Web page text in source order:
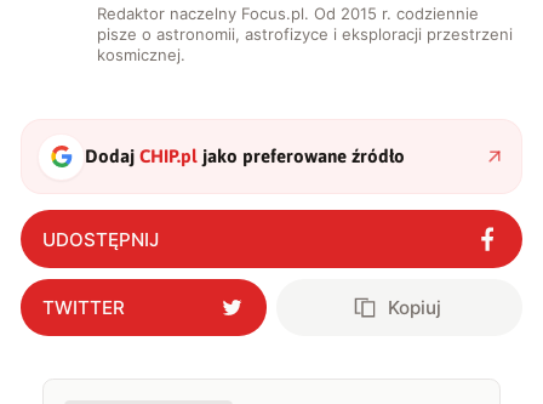
Redaktor naczelny Focus.pl. Od 2015 r. codziennie
pisze o astronomii, astrofizyce i eksploracji przestrzeni
kosmicznej.
DodajCHIP.pl jako preferowane źródło
UDOSTĘPNIJ
TWITTER Kopiuj